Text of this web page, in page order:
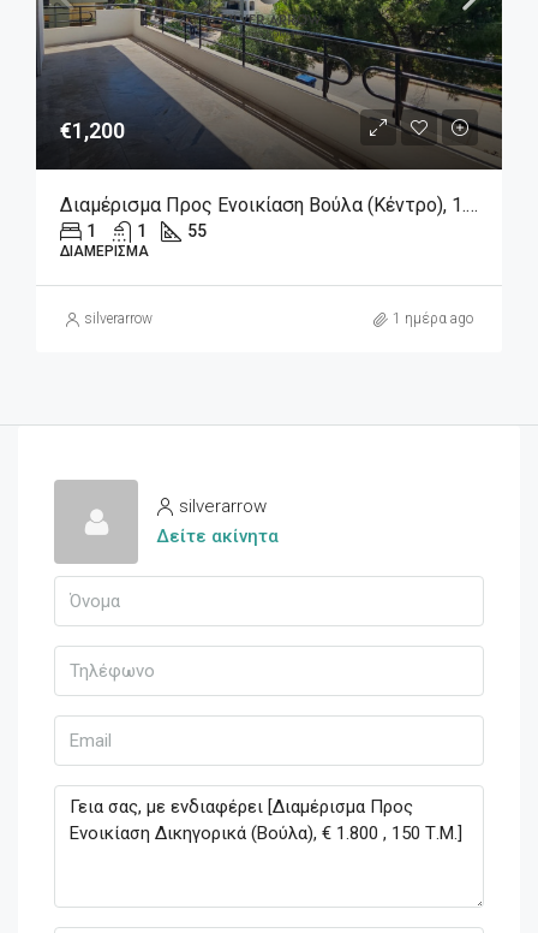
€1,200
Διαμέρισμα Προς Ενοικίαση Βούλα (Κέντρο), 1.200€, 55 Τ.μ.
1 1 55
ΔΙΑΜΈΡΙΣΜΑ
silverarrow 1 ημέρα ago
silverarrow
Δείτε ακίνητα